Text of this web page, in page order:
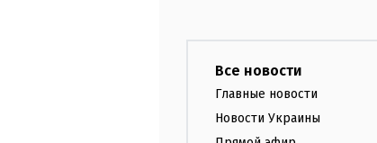
Все новости
Главные новости
Новости Украины